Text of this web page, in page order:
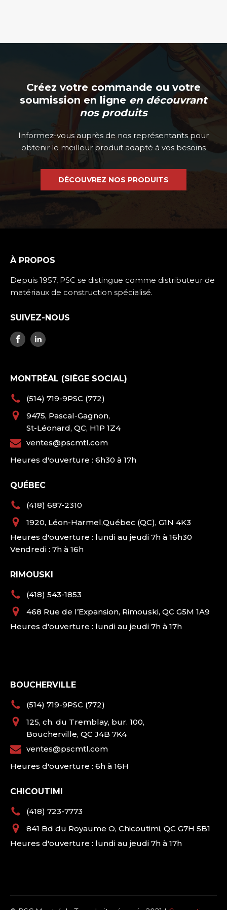
Créez votre commande ou votre
soumission en ligne en découvrant
nos produits
Informez-vous auprès de nos représentants pour
obtenir le meilleur produit adapté à vos besoins
DÉCOUVREZ NOS PRODUITS
À PROPOS
Depuis 1957, PSC se distingue comme distributeur de
matériaux de construction spécialisé.
SUIVEZ-NOUS
MONTRÉAL (SIÈGE SOCIAL)
(514) 719-9PSC (772)
9475, Pascal-Gagnon,
St-Léonard, QC, H1P 1Z4
ventes@pscmtl.com
Heures d'ouverture : 6h30 à 17h
QUÉBEC
(418) 687-2310
1920, Léon-Harmel,Québec (QC), G1N 4K3
Heures d'ouverture : lundi au jeudi 7h à 16h30
Vendredi : 7h à 16h
RIMOUSKI
(418) 543-1853
468 Rue de l’Expansion, Rimouski, QC G5M 1A9
Heures d'ouverture : lundi au jeudi 7h à 17h
BOUCHERVILLE
(514) 719-9PSC (772)
125, ch. du Tremblay, bur. 100,
Boucherville, QC J4B 7K4
ventes@pscmtl.com
Heures d'ouverture : 6h à 16H
CHICOUTIMI
(418) 723-7773
841 Bd du Royaume O, Chicoutimi, QC G7H 5B1
Heures d'ouverture : lundi au jeudi 7h à 17h